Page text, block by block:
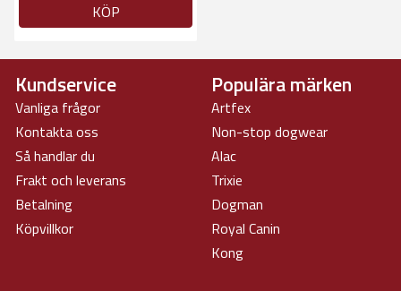
KÖP
Kundservice
Vanliga frågor
Kontakta oss
Så handlar du
Frakt och leverans
Betalning
Köpvillkor
Populära märken
Artfex
Non-stop dogwear
Alac
Trixie
Dogman
Royal Canin
Kong